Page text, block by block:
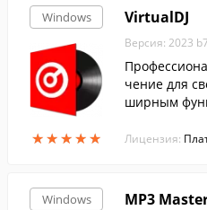
Windows
★★★★★
★★★★★
VirtualDJ
Версия: 2023
чение для
ширным
Лицензия:
Windows MP3